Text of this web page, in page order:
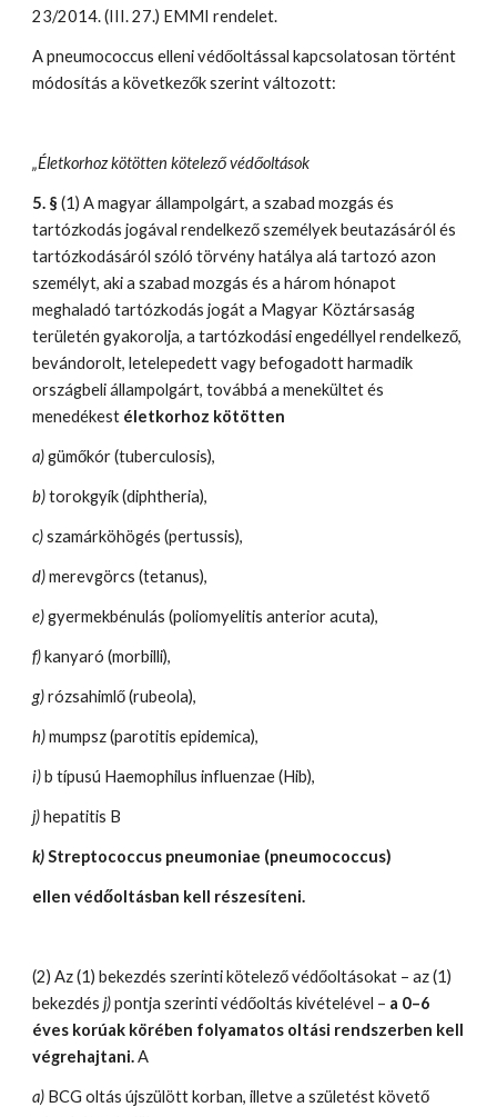
23/2014. (III. 27.) EMMI rendelet.
A pneumococcus elleni védőoltással kapcsolatosan történt
módosítás a következők szerint változott:
„Életkorhoz kötötten kötelező védőoltások
5. § (1) A magyar állampolgárt, a szabad mozgás és
tartózkodás jogával rendelkező személyek beutazásáról és
tartózkodásáról szóló törvény hatálya alá tartozó azon
személyt, aki a szabad mozgás és a három hónapot
meghaladó tartózkodás jogát a Magyar Köztársaság
területén gyakorolja, a tartózkodási engedéllyel rendelkező,
bevándorolt, letelepedett vagy befogadott harmadik
országbeli állampolgárt, továbbá a menekültet és
menedékest életkorhoz kötötten
a) gümőkór (tuberculosis),
b) torokgyík (diphtheria),
c) szamárköhögés (pertussis),
d) merevgörcs (tetanus),
e) gyermekbénulás (poliomyelitis anterior acuta),
f) kanyaró (morbilli),
g) rózsahimlő (rubeola),
h) mumpsz (parotitis epidemica),
i) b típusú Haemophilus influenzae (Hib),
j) hepatitis B
k) Streptococcus pneumoniae (pneumococcus)
ellen védőoltásban kell részesíteni.
(2) Az (1) bekezdés szerinti kötelező védőoltásokat – az (1)
bekezdés j) pontja szerinti védőoltás kivételével – a 0–6
éves korúak körében folyamatos oltási rendszerben kell
végrehajtani. A
a) BCG oltás újszülött korban, illetve a születést követő